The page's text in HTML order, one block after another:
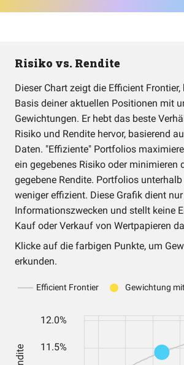
Risiko vs. Rendite
Dieser Chart zeigt die Efficient
Basis deiner aktuellen Positionen mit
Gewichtungen. Er hebt das beste
Risiko und Rendite hervor, basierend
Daten. "Effiziente" Portfolios
ein gegebenes Risiko oder minimieren
gegebene Rendite. Portfolios
weniger effizient. Diese Grafik dient
Informationszwecken und stellt keine
Kauf oder Verkauf von Wertpapieren
Klicke auf die farbigen Punkte, um
erkunden.